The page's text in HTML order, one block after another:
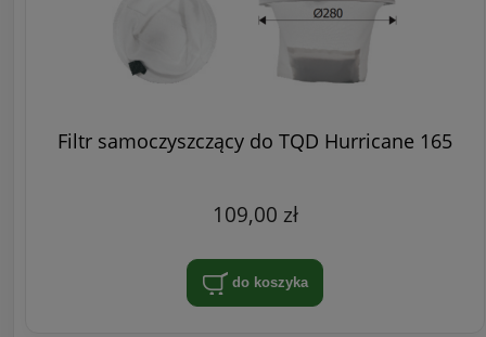
Filtr samoczyszczący do TQD Hurricane 165
109,00 zł
do koszyka